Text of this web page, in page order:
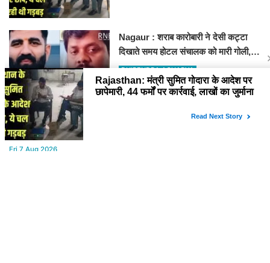
Nagaur : शराब कारोबारी ने देसी कट्टा
दिखाते समय होटल संचालक को मारी गोली,
जोधपुर रेफर करते समय एंबुलेंस पलटी, मौत
DHIRENDRA ACHARYA
Fri,7 Aug 2026